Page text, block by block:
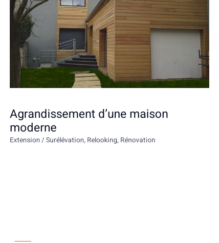
Agrandissement d’une maison
moderne
Extension / Surélévation, Relooking, Rénovation